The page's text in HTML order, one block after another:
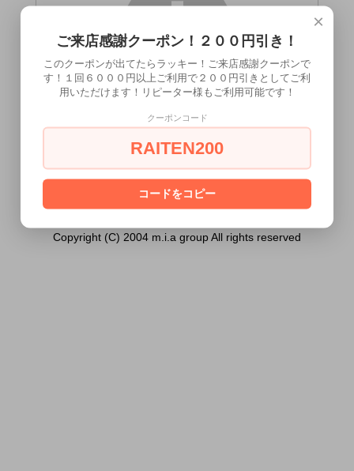
18歳未満の方には販売できません。
あなたは18歳以上ですか？
[ はい ] [ いいえ ]
Copyright (C) 2004 m.i.a group All rights reserved
×
ご来店感謝クーポン！２００円引き！
このクーポンが出てたらラッキー！ご来店感謝クーポンで
す！１回６０００円以上ご利用で２００円引きとしてご利
用いただけます！リピーター様もご利用可能です！
クーポンコード
RAITEN200
コードをコピー